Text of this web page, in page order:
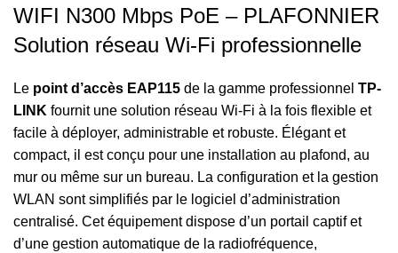
WIFI N300 Mbps PoE – PLAFONNIER
Solution réseau Wi-Fi professionnelle
Le point d’accès EAP115 de la gamme professionnel TP-
LINK fournit une solution réseau Wi-Fi à la fois flexible et
facile à déployer, administrable et robuste. Élégant et
compact, il est conçu pour une installation au plafond, au
mur ou même sur un bureau. La configuration et la gestion
WLAN sont simplifiés par le logiciel d’administration
centralisé. Cet équipement dispose d’un portail captif et
d’une gestion automatique de la radiofréquence,